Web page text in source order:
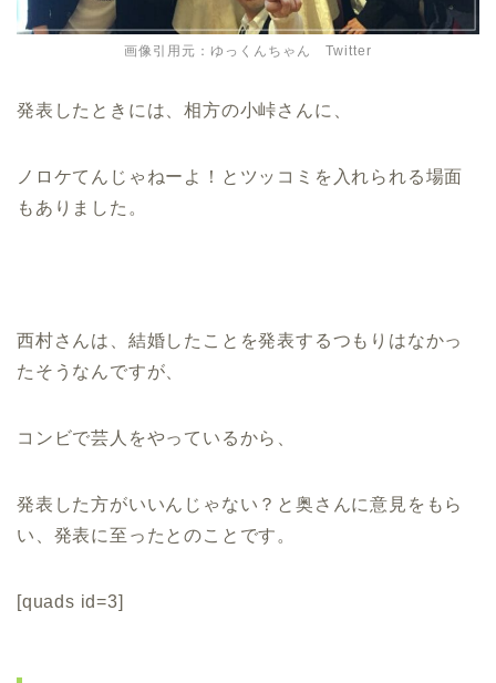
画像引用元：ゆっくんちゃん Twitter
発表したときには、相方の小峠さんに、
ノロケてんじゃねーよ！とツッコミを入れられる場面
もありました。
西村さんは、結婚したことを発表するつもりはなかっ
たそうなんですが、
コンビで芸人をやっているから、
発表した方がいいんじゃない？と奥さんに意見をもら
い、発表に至ったとのことです。
[quads id=3]